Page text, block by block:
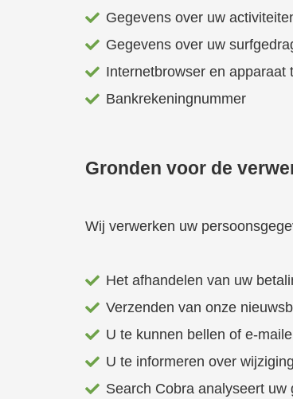
Gegevens over uw
Gegevens over uw
Internetbrowser en apparaat
Bankrekeningnummer
Gronden voor de
Wij verwerken uw
Het afhandelen van uw
Verzenden van onze
U te kunnen bellen of e-
U te informeren over
Search Cobra analyseert